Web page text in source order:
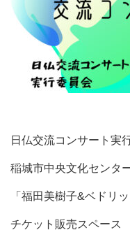
日仏交流コンサート実
稲城市中央文化セン
「福田美樹子&ベドリ
チケット販売スペース